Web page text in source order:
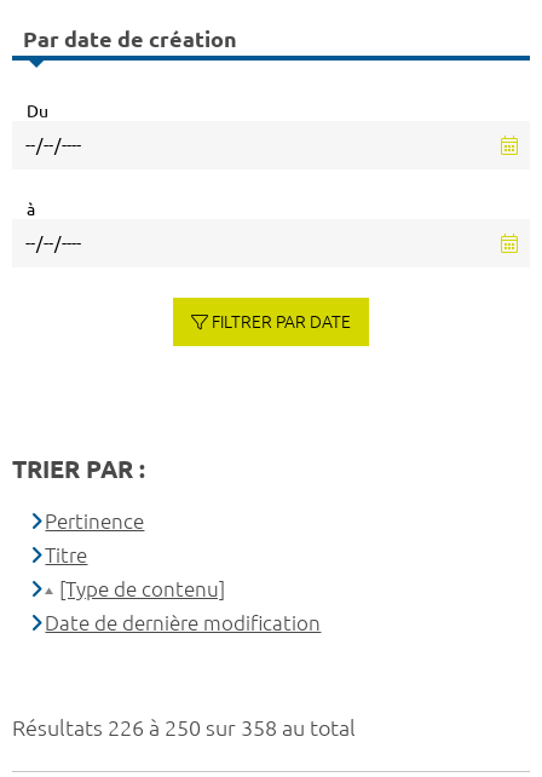
Résultats 226 à 250 sur 358 au total
Par date de création
Du
à
FILTRER PAR DATE
TRIER PAR :
Pertinence
Titre
[Type de contenu]
Date de dernière modification